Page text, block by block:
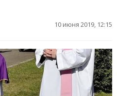
10 июня 2019, 12:15